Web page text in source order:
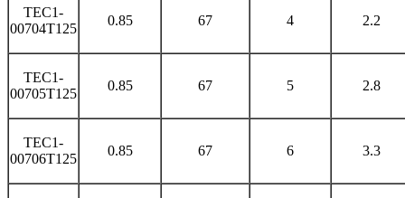
TEC1-
00704T125
0.85 67 4 2.2
TEC1-
00705T125
0.85 67 5 2.8
TEC1-
00706T125
0.85 67 6 3.3